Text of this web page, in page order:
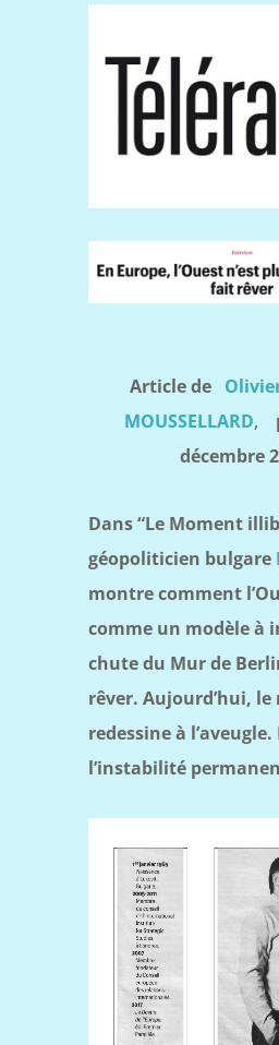
Article de
MOUSSELLARD,
décembre
Dans “Le Moment
géopoliticien bulgare
montre comment
comme un modèle à
chute du Mur de
rêver. Aujourd’hui, le
redessine à l’aveugle.
l’instabilité